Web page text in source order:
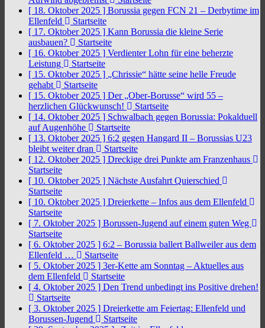
[ 18. Oktober 2025 ] Borussia gegen FCN 21 – Derbytime im
Ellenfeld
Startseite
[ 17. Oktober 2025 ] Kann Borussia die kleine Serie
ausbauen?
Startseite
[ 16. Oktober 2025 ] Verdienter Lohn für eine beherzte
Leistung
Startseite
[ 15. Oktober 2025 ] „Chrissie“ hätte seine helle Freude
gehabt
Startseite
[ 15. Oktober 2025 ] Der „Ober-Borusse“ wird 55 –
herzlichen Glückwunsch!
Startseite
[ 14. Oktober 2025 ] Schwalbach gegen Borussia: Pokalduell
auf Augenhöhe
Startseite
[ 13. Oktober 2025 ] 6:2 gegen Hangard II – Borussias U23
bleibt weiter dran
Startseite
[ 12. Oktober 2025 ] Dreckige drei Punkte am Franzenhaus
Startseite
[ 10. Oktober 2025 ] Nächste Ausfahrt Quierschied
Startseite
[ 10. Oktober 2025 ] Dreierkette – Infos aus dem Ellenfeld
Startseite
[ 7. Oktober 2025 ] Borussen-Jugend auf einem guten Weg
Startseite
[ 6. Oktober 2025 ] 6:2 – Borussia ballert Ballweiler aus dem
Ellenfeld …
Startseite
[ 5. Oktober 2025 ] 3er-Kette am Sonntag – Aktuelles aus
dem Ellenfeld
Startseite
[ 4. Oktober 2025 ] Den Trend unbedingt ins Positive drehen!
Startseite
[ 3. Oktober 2025 ] Dreierkette am Feiertag: Ellenfeld und
Borussen-Jugend
Startseite